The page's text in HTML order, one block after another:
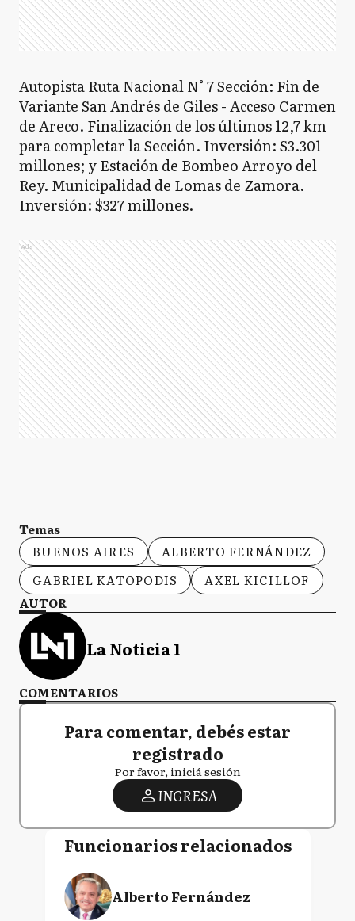
Autopista Ruta Nacional N° 7 Sección: Fin de
Variante San Andrés de Giles - Acceso Carmen
de Areco. Finalización de los últimos 12,7 km
para completar la Sección. Inversión: $3.301
millones; y Estación de Bombeo Arroyo del
Rey. Municipalidad de Lomas de Zamora.
Inversión: $327 millones.
Ads
Temas
BUENOS AIRES
ALBERTO FERNÁNDEZ
GABRIEL KATOPODIS
AXEL KICILLOF
AUTOR
La Noticia 1
COMENTARIOS
Para comentar, debés estar
registrado
Por favor, iniciá sesión
INGRESA
Funcionarios relacionados
Alberto Fernández